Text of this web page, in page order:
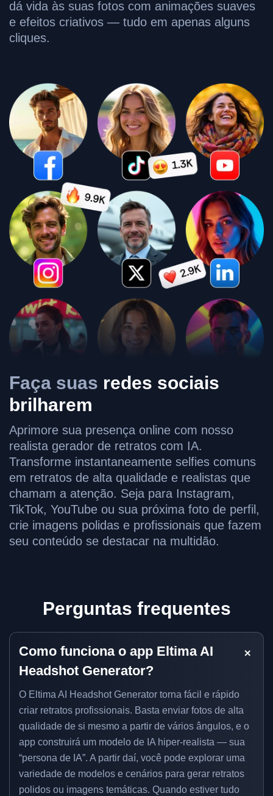
dá vida às suas fotos com animações suaves
e efeitos criativos — tudo em apenas alguns
cliques.
Faça suas redes sociais
brilharem
Aprimore sua presença online com nosso
realista gerador de retratos com IA.
Transforme instantaneamente selfies comuns
em retratos de alta qualidade e realistas que
chamam a atenção. Seja para Instagram,
TikTok, YouTube ou sua próxima foto de perfil,
crie imagens polidas e profissionais que fazem
seu conteúdo se destacar na multidão.
Perguntas frequentes
Como funciona o app Eltima AI
Headshot Generator?
O Eltima AI Headshot Generator torna fácil e rápido
criar retratos profissionais. Basta enviar fotos de alta
qualidade de si mesmo a partir de vários ângulos, e o
app construirá um modelo de IA hiper-realista — sua
“persona de IA”. A partir daí, você pode explorar uma
variedade de modelos e cenários para gerar retratos
polidos ou imagens temáticas. Quando estiver tudo